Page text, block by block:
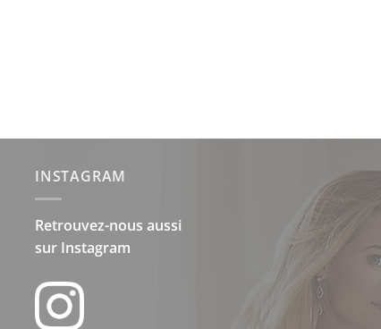
INSTAGRAM
Retrouvez-nous aussi
sur Instagram